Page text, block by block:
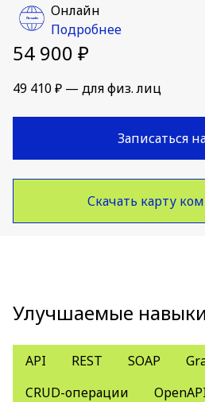
Онлайн
Подробнее
54 900 ₽
49 410 ₽ — для физ. лиц
Записаться
Скачать карту
Улучшаемые навыки
API REST SOAP
CRUD-операции